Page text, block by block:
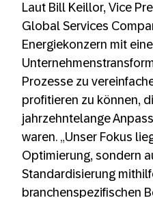
Laut Bill Keillor, Vice
Global Services
Energiekonzern mit
Prozesse zu
profitieren zu können,
jahrzehntelange
waren. „Unser Fokus
Optimierung, sondern
Standardisierung
branchenspezifischen